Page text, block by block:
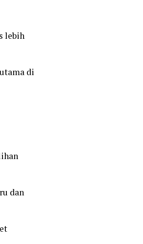
lebih
di
dan